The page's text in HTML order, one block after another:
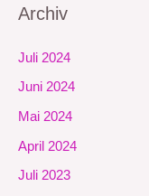
Archiv
Juli 2024
Juni 2024
Mai 2024
April 2024
Juli 2023